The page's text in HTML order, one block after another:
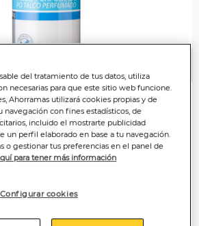
del tratamiento de tus datos, utiliza
necesarias para que este sitio web funcione.
Ahorramas utilizará cookies propias y de
navegación con fines estadísticos, de
incluido el mostrarte publicidad
un perfil elaborado en base a tu navegación.
o gestionar tus preferencias en el panel de
para tener más información
Configurar cookies